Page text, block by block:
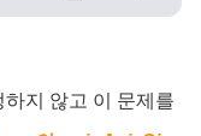
지 않고 이 문제를